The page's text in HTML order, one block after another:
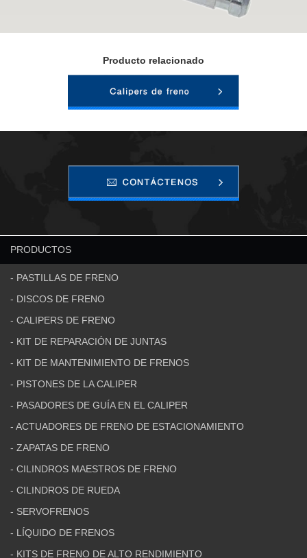
Producto relacionado
PRODUCTOS
- PASTILLAS DE FRENO
- DISCOS DE FRENO
- CALIPERS DE FRENO
- KIT DE REPARACIÓN DE JUNTAS
- KIT DE MANTENIMIENTO DE FRENOS
- PISTONES DE LA CALIPER
- PASADORES DE GUÍA EN EL CALIPER
- ACTUADORES DE FRENO DE ESTACIONAMIENTO
- ZAPATAS DE FRENO
- CILINDROS MAESTROS DE FRENO
- CILINDROS DE RUEDA
- SERVOFRENOS
- LÍQUIDO DE FRENOS
- KITS DE FRENO DE ALTO RENDIMIENTO